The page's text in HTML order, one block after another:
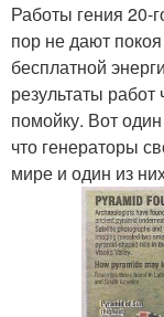
Работы гения 20-
пор не дают
бесплатной
результаты
помойку. Вот
что генераторы
мире и один из